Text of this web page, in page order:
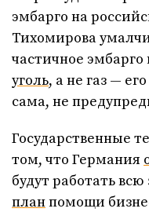
эмбарго на
Тихомирова
частичное эмбарго
уголь, а не газ —
сама, не
Государственные
том, что Германия
будут работать
планпомощи